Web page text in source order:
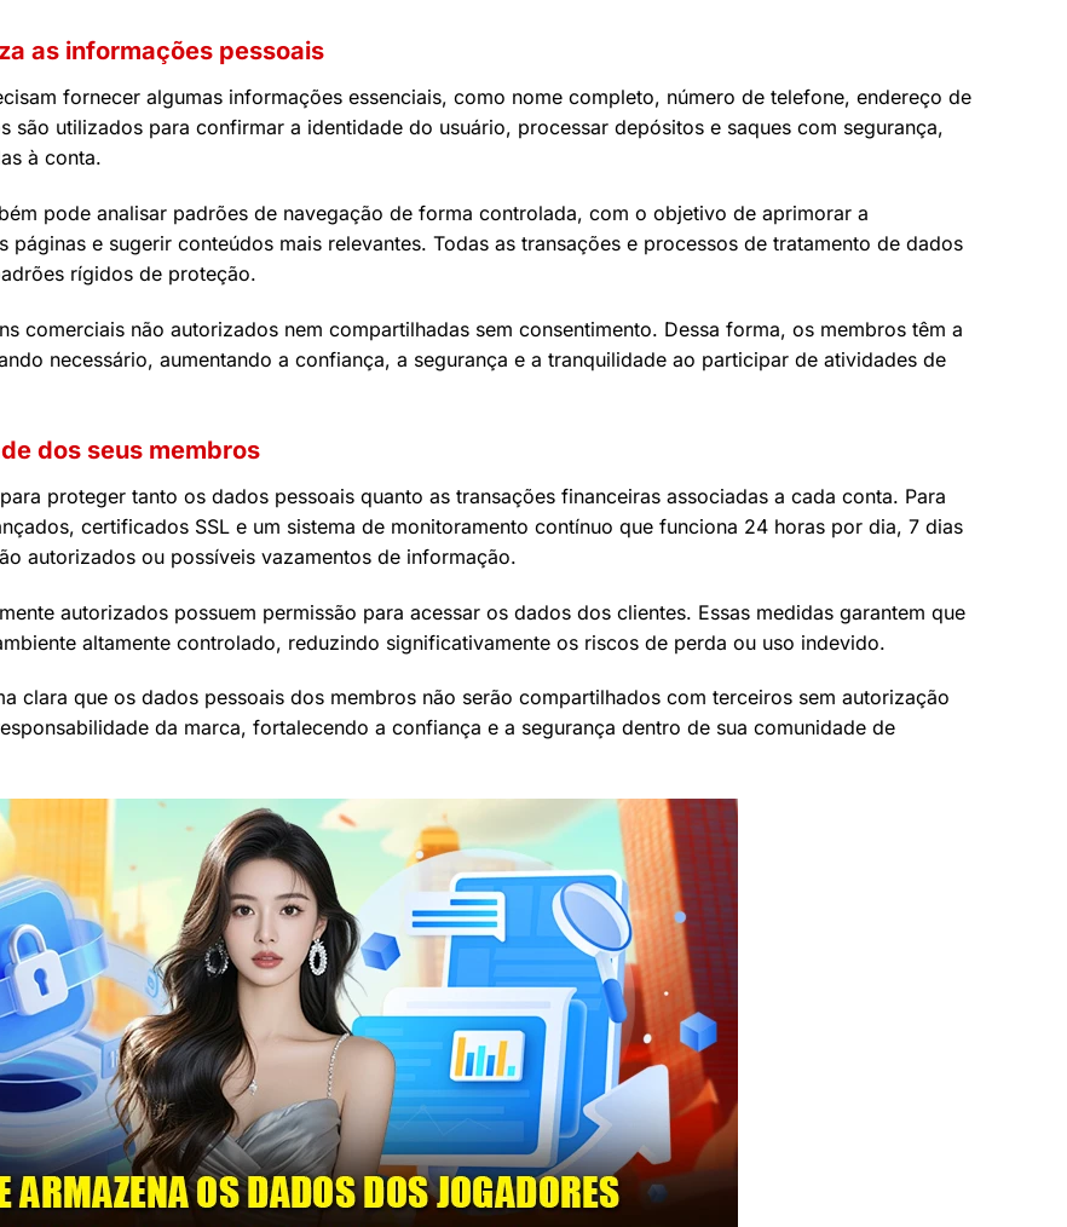
as informações pessoais
fornecer algumas informações essenciais, como nome completo, número de telefone, endereço de
são utilizados para confirmar a identidade do usuário, processar depósitos e saques com segurança,
à conta.
pode analisar padrões de navegação de forma controlada, com o objetivo de aprimorar a
e sugerir conteúdos mais relevantes. Todas as transações e processos de tratamento de dados
rígidos de proteção.
comerciais não autorizados nem compartilhadas sem consentimento. Dessa forma, os membros têm a
necessário, aumentando a confiança, a segurança e a tranquilidade ao participar de atividades de
dos seus membros
proteger tanto os dados pessoais quanto as transações financeiras associadas a cada conta. Para
certificados SSL e um sistema de monitoramento contínuo que funciona 24 horas por dia, 7 dias
autorizados ou possíveis vazamentos de informação.
autorizados possuem permissão para acessar os dados dos clientes. Essas medidas garantem que
altamente controlado, reduzindo significativamente os riscos de perda ou uso indevido.
clara que os dados pessoais dos membros não serão compartilhados com terceiros sem autorização
da marca, fortalecendo a confiança e a segurança dentro de sua comunidade de